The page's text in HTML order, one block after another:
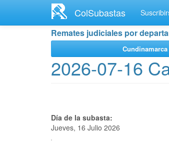
contenido
ColSubastas
Remates judiciales por
Cundinamarca
2026-07-16
Día de la subasta:
Jueves, 16 Julio 2026